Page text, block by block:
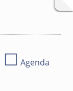
☐ Agenda